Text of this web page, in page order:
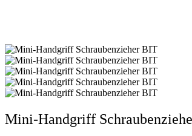
Mini-Handgriff